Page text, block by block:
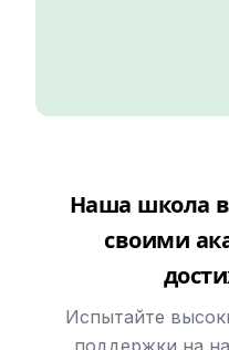
Наша школа
своими
Испытайте
поддержки на